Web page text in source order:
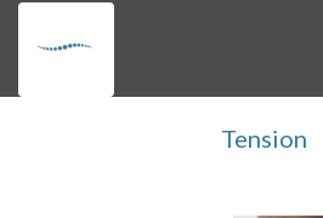
Tension